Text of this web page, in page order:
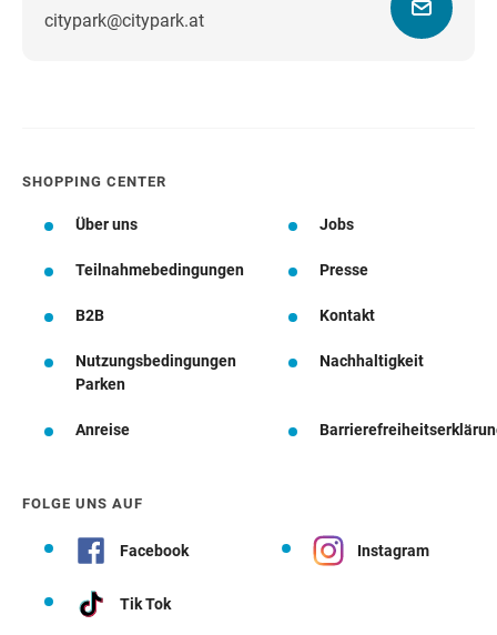
citypark@citypark.atWegbeschreibung
SHOPPING CENTER
Über uns Jobs
Teilnahmebedingungen Presse
B2B Kontakt
Nutzungsbedingungen
Parken
Nachhaltigkeit
Anreise
FOLGE UNS AUF
Facebook Instagram
Tik Tok